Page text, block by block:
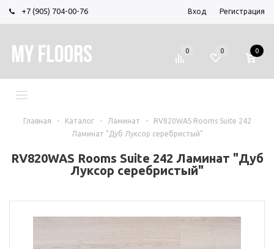
+7 (905) 704-00-76 Вход Регистрация
0 0 0
Главная - Каталог - Ламинат -
RV820WAS Rooms Suite 242
Ламинат "Дуб Луксор серебристый"
RV820WAS Rooms Suite 242 Ламинат "Дуб
Луксор серебристый"